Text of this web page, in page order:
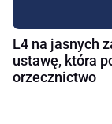
L4 na jasnych
ustawę, która
orzecznictwo